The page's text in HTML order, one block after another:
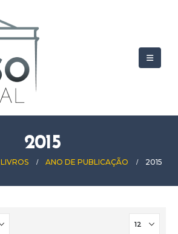
2015
LIVROS ANO DE PUBLICAÇÃO 2015